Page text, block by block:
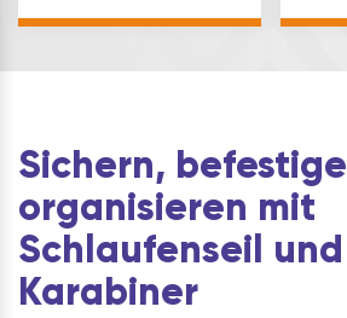
Sichern,
organisieren mit
Schlaufenseil und
Karabiner